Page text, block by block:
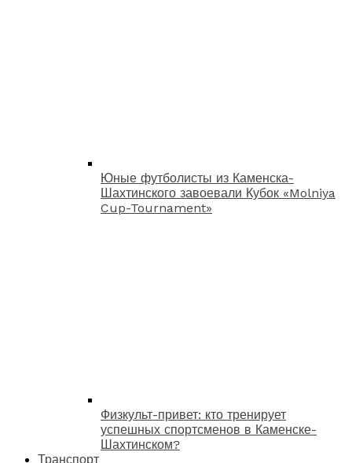
Юные футболисты из Каменска-
Шахтинского завоевали Кубок «Molniya
Cup-Tournament»
Физкульт-привет: кто тренирует
успешных спортсменов в Каменске-
Шахтинском?
Транспорт